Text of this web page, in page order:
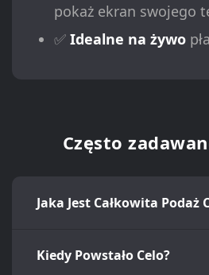
pokaż ekran swojego
✅ Idealne na żywo
Często
Jaka Jest Całkowita Podaż
Kiedy Powstało Celo?